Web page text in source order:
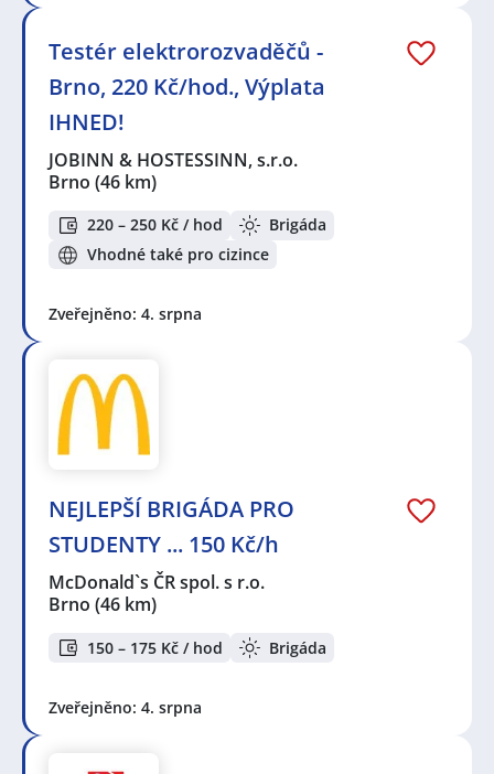
Testér elektrorozvaděčů -
Brno, 220 Kč/hod., Výplata
IHNED!
JOBINN & HOSTESSINN, s.r.o.
Brno (46 km)
220 – 250 Kč / hod
Brigáda
Vhodné také pro cizince
Zveřejněno: 4. srpna
NEJLEPŠÍ BRIGÁDA PRO
STUDENTY ... 150 Kč/h
McDonald`s ČR spol. s r.o.
Brno (46 km)
150 – 175 Kč / hod Brigáda
Zveřejněno: 4. srpna